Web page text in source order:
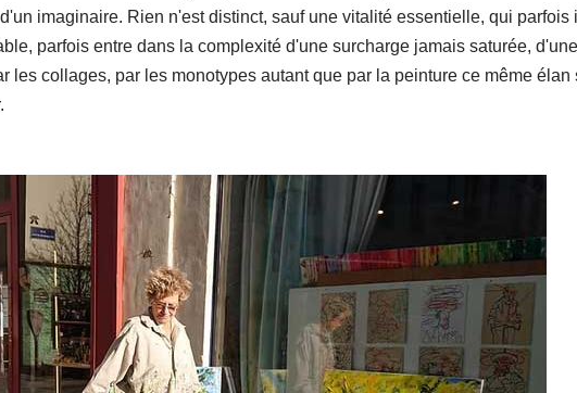
imaginaire. Rien n'est distinct, sauf une vitalité essentielle, qui parfois
parfois entre dans la complexité d'une surcharge jamais saturée,
les collages, par les monotypes autant que par la peinture ce même élan